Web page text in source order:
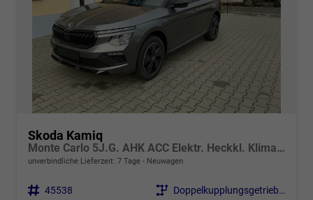
Skoda Kamiq
Monte Carlo 5J.G. AHK ACC Elektr. Heckkl. Klimaauto Virt.Cockpit Matrix Kessy PDC v+h
unverbindliche Lieferzeit: 7 Tage Neuwagen
Fahrzeugnr. 45538 Getriebe
Doppelkupplungsgetriebe (DSG)